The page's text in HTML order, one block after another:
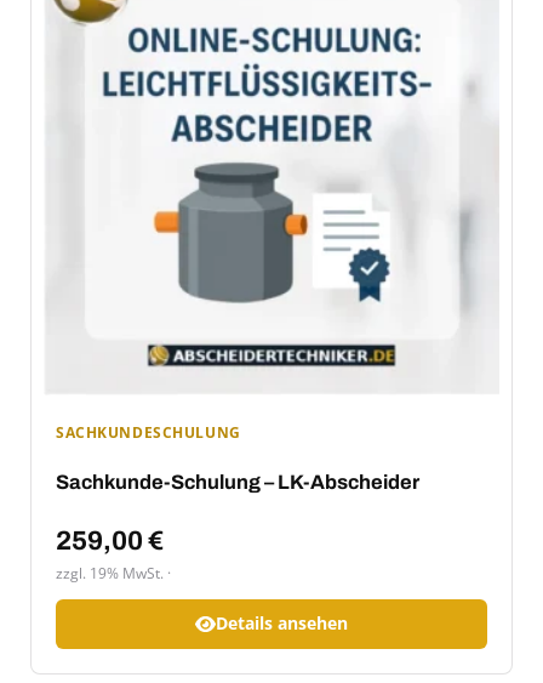
SACHKUNDESCHULUNG
Sachkunde-Schulung – LK-Abscheider
259,00 €
zzgl. 19% MwSt.
Details ansehen